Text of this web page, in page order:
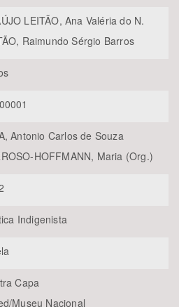
LEITÃO, Ana Valéria do N.
Raimundo Sérgio Barros
Antonio Carlos de Souza
HOFFMANN, Maria (Org.)
Indigenista
Capa
Museu Nacional